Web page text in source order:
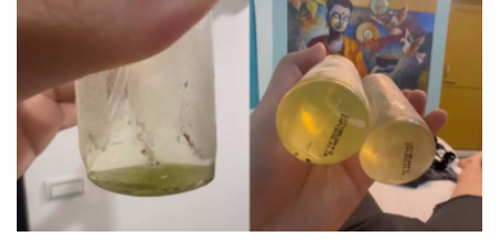
有超過2千則留言，許多鄉民表示，「這個問題我也常常覺
得困擾，到底要放碗裡還是不要放」、「我也覺得這樣超噁
的，但很多人不介意」、「我會看看店內是否能看到垃圾
桶，自己拿去丟，沒有的話才放碗盤上」、「有時候是店家
沒有垃圾桶，電風扇在那邊吹，衛生紙容易掉到地上」、
「有聽過討厭客人把衛生紙丟在碗裡的店家，所以我都會另
外用一張乾淨的衛生紙，把用過的衛生紙包起來」。有一派
人指出，「因為老闆也是這樣收啊」、「本來就是集中處
理，我餐飲做很久，遇到這樣的客人會很感激」、「看起來